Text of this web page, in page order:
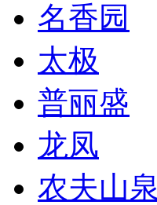
名香园
太极
普丽盛
龙凤
农夫山泉